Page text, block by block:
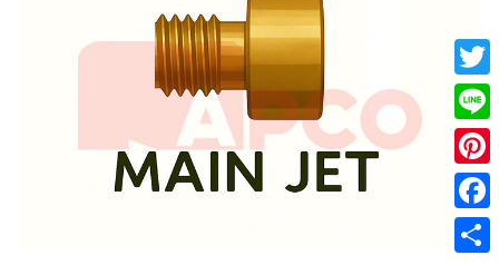
Line